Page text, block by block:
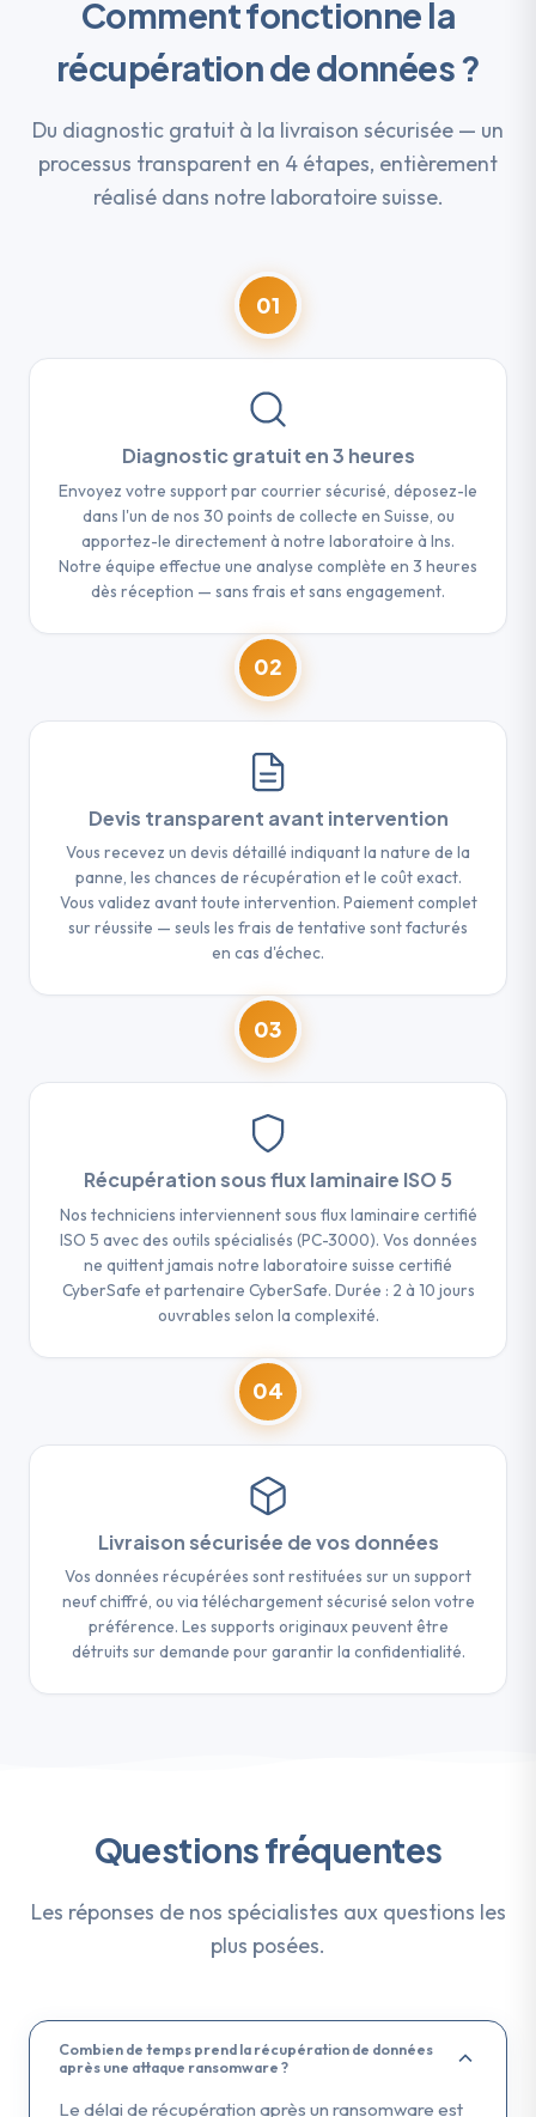
Comment fonctionne la
récupération de données ?
Du diagnostic gratuit à la livraison sécurisée — un
processus transparent en 4 étapes, entièrement
réalisé dans notre laboratoire suisse.
01
Diagnostic gratuit en 3 heures
Envoyez votre support par courrier sécurisé, déposez-le
dans l'un de nos 30 points de collecte en Suisse, ou
apportez-le directement à notre laboratoire à Ins.
Notre équipe effectue une analyse complète en 3 heures
dès réception — sans frais et sans engagement.
02
Devis transparent avant intervention
Vous recevez un devis détaillé indiquant la nature de la
panne, les chances de récupération et le coût exact.
Vous validez avant toute intervention. Paiement complet
sur réussite — seuls les frais de tentative sont facturés
en cas d'échec.
03
Récupération sous flux laminaire ISO 5
Nos techniciens interviennent sous flux laminaire certifié
ISO 5 avec des outils spécialisés (PC-3000). Vos données
ne quittent jamais notre laboratoire suisse certifié
CyberSafe et partenaire CyberSafe. Durée : 2 à 10 jours
ouvrables selon la complexité.
04
Livraison sécurisée de vos données
Vos données récupérées sont restituées sur un support
neuf chiffré, ou via téléchargement sécurisé selon votre
préférence. Les supports originaux peuvent être
détruits sur demande pour garantir la confidentialité.
Questions fréquentes
Les réponses de nos spécialistes aux questions les
plus posées.
Combien de temps prend la récupération de données
après une attaque ransomware ?
Le délai de récupération après un ransomware est